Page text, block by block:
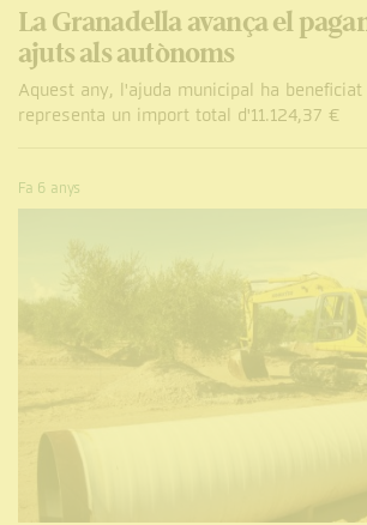
La Granadella avança el
ajuts als autònoms
Aquest any, l'ajuda municipal ha
representa un import total d'11.124,37 €
Fa 6 anys